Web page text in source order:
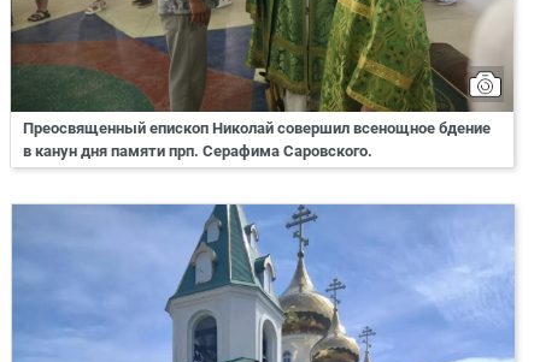
Преосвященный епископ Николай совершил всенощное бдение
в канун дня памяти прп. Серафима Саровского.